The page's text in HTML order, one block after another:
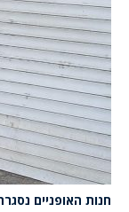
חנות האופניים